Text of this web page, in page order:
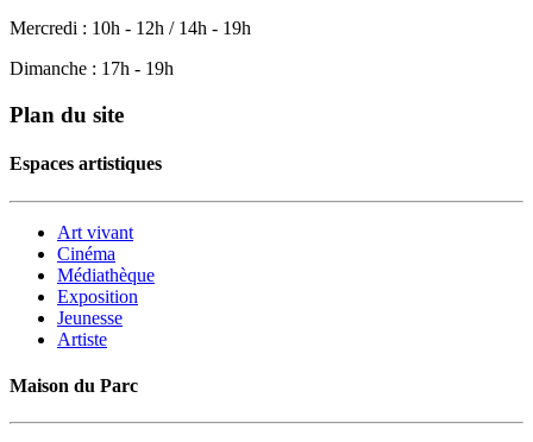
Mercredi : 10h - 12h / 14h - 19h
Dimanche : 17h - 19h
Plan du site
Espaces artistiques
Art vivant
Cinéma
Médiathèque
Exposition
Jeunesse
Artiste
Maison du Parc